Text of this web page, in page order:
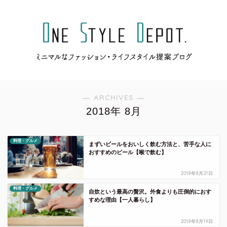
― ARCHIVES ―
2018年 8月
料理・グルメ
まずいビールをおいしく飲む方法と、苦手な人に
おすすめのビール【喉で飲む】
2018年8月21日
料理・グルメ
自炊という最高の贅沢。外食よりも圧倒的におす
すめな理由【一人暮らし】
2018年8月19日